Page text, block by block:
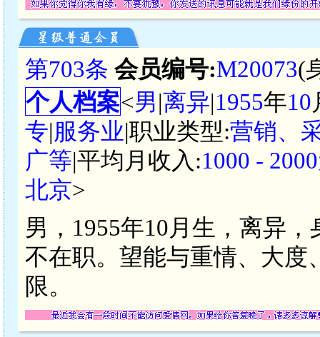
第703条 会员编号:M20073(
个人档案<男|离异|1955年10
专|服务业|职业类型:营销、
广等|平均月收入:1000 -
北京>
男，1955年10月生，离异
不在职。望能与重情、大度
限。